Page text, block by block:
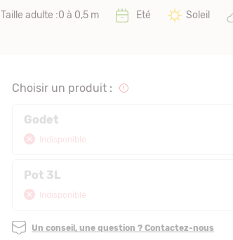
Taille adulte :0 à 0,5 m Eté Soleil
Choisir un produit :
Godet
Indisponible
Pot 3L
Indisponible
Un conseil, une question ? Contactez-nous